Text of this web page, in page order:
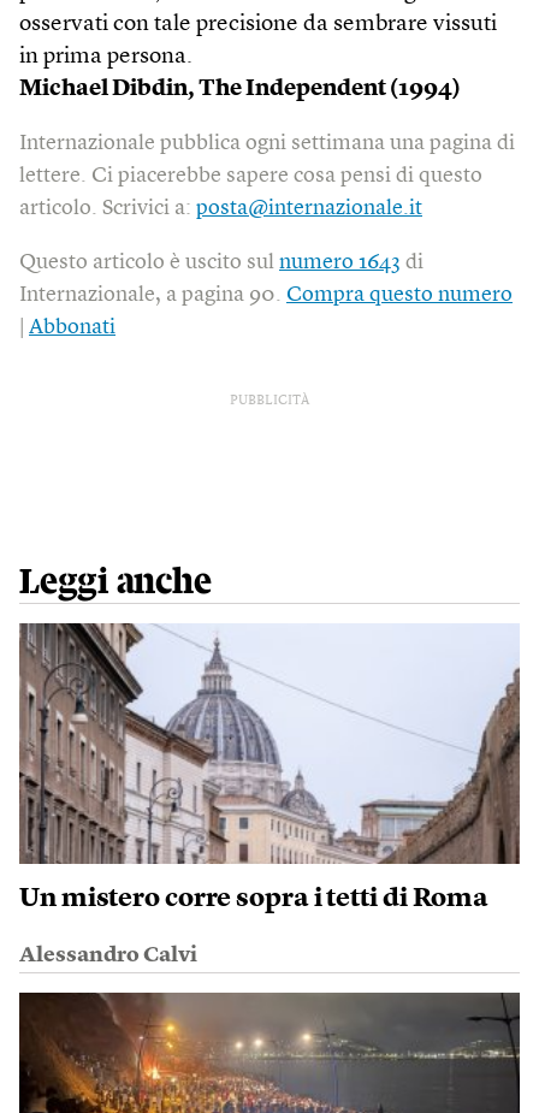
osservati con tale precisione da sembrare vissuti
in prima persona.
Michael Dibdin, The Independent (1994)
Internazionale pubblica ogni settimana una pagina di
lettere. Ci piacerebbe sapere cosa pensi di questo
articolo. Scrivici a: posta@internazionale.it
Questo articolo è uscito sul numero 1643 di
Internazionale, a pagina 90. Compra questo numero
Abbonati
PUBBLICITÀ
Leggi anche
Un mistero corre sopra i tetti di Roma
Alessandro Calvi